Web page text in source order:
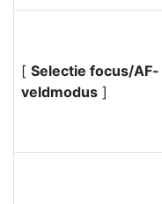
[ Selectie focus/AF-
veldmodus ]